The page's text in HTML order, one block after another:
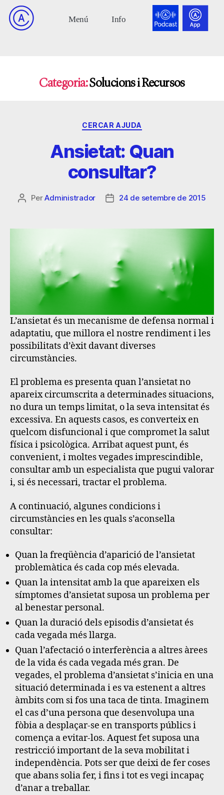
Categoria:Solucions i Recursos
CERCAR AJUDA
Ansietat: Quan
consultar?
PerAdministrador 24 de setembre de 2015
L’ansietat és un mecanisme de defensa normal i
adaptatiu, que millora el nostre rendiment i les
possibilitats d’èxit davant diverses
circumstàncies.
El problema es presenta quan l’ansietat no
apareix circumscrita a determinades situacions,
no dura un temps limitat, o la seva intensitat és
excessiva. En aquests casos, es converteix en
quelcom disfuncional i que compromet la salut
física i psicològica. Arribat aquest punt, és
convenient, i moltes vegades imprescindible,
consultar amb un especialista que pugui valorar
i, si és necessari, tractar el problema.
A continuació, algunes condicions i
circumstàncies en les quals s’aconsella
consultar:
Quan la freqüència d’aparició de l’ansietat
problemàtica és cada cop més elevada.
Quan la intensitat amb la que apareixen els
símptomes d’ansietat suposa un problema per
al benestar personal.
Quan la duració dels episodis d’ansietat és
cada vegada més llarga.
Quan l’afectació o interferència a altres àrees
de la vida és cada vegada més gran. De
vegades, el problema d’ansietat s’inicia en una
situació determinada i es va estenent a altres
àmbits com si fos una taca de tinta. Imaginem
el cas d’una persona que desenvolupa una
fòbia a desplaçar-se en transports públics i
comença a evitar-los. Aquest fet suposa una
restricció important de la seva mobilitat i
independència. Pots ser que deixi de fer coses
que abans solia fer, i fins i tot es vegi incapaç
d’anar a treballar.